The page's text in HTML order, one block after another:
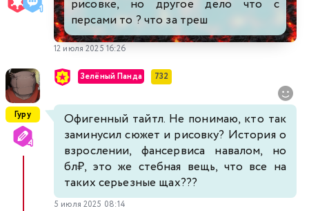
рисовке, но другое дело что с
персами то ? что за треш
12 июля 2025 16:26
Гуру
Зелёный Панда 732
Офигенный тайтл. Не понимаю, кто так
заминусил сюжет и рисовку? История о
взрослении, фансервиса навалом, но
бл₽, это же стебная вещь, что все на
таких серьезные щах???
5 июля 2025 08:14